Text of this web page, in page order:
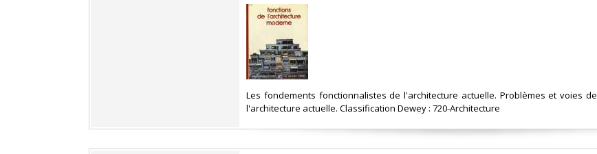
‎Les fondements fonctionnalistes de l'architecture actuelle. Problèmes et voies de
l'architecture actuelle. Classification Dewey : 720-Architecture‎